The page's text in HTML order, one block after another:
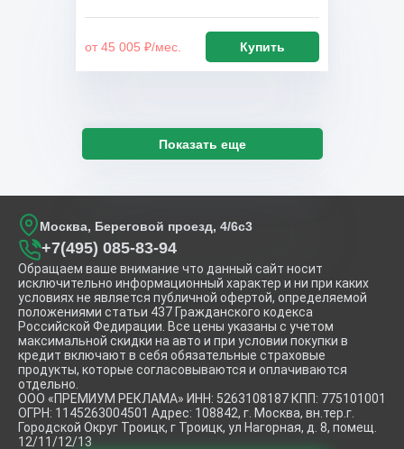
от 45 005 ₽/мес. Купить
Показать еще
Москва, Береговой проезд, 4/6с3
+7(495) 085-83-94
Обращаем ваше внимание что данный сайт носит
исключительно информационный характер и ни при каких
условиях не является публичной офертой, определяемой
положениями статьи 437 Гражданского кодекса
Российской Федирации. Все цены указаны с учетом
максимальной скидки на авто и при условии покупки в
кредит включают в себя обязательные страховые
продукты, которые согласовываются и оплачиваются
отдельно.
ООО «ПРЕМИУМ РЕКЛАМА» ИНН: 5263108187 КПП: 775101001
ОГРН: 1145263004501 Адрес: 108842, г. Москва, вн.тер.г.
Городской Округ Троицк, г Троицк, ул Нагорная, д. 8, помещ.
12/11/12/13